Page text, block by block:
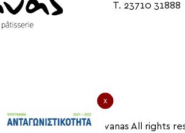
Τ. 23710 31888
© 2026 Gavanas All rights
x